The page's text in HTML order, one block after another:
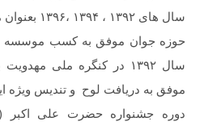
سال های
حوزه جوان موفق به کسب موسسه
سال ۱۳۹۲ در کنگره ملی
موفق به دریافت لوح و تندیس ویژه
دوره جشنواره حضرت علی اکبر